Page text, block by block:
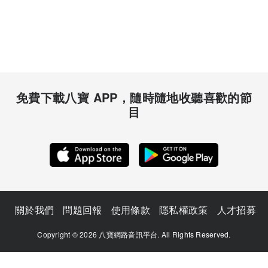
免費下載八寶 APP，隨時隨地收聽喜歡的節
目
關於我們 問題回報 使用條款 隱私權政策 人才招募
Copyright © 2026 八寶網路音訊平台. All Rights Reserved.